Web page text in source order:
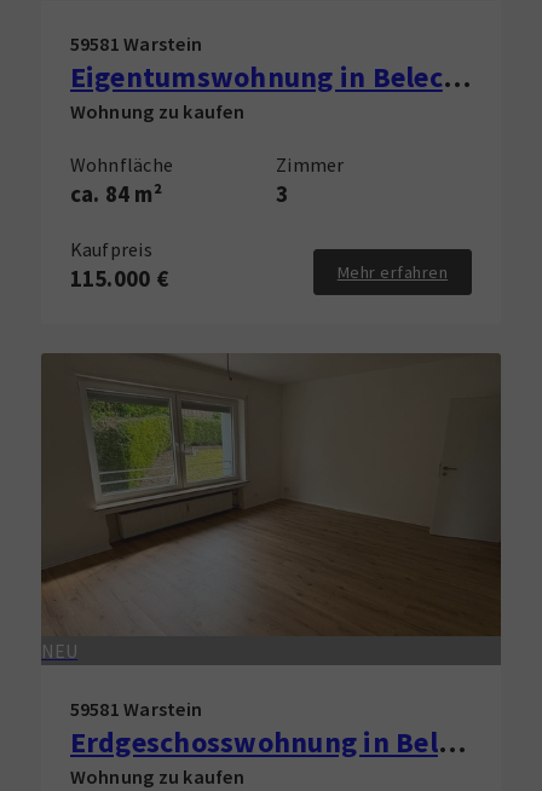
59581 Warstein
Eigentumswohnung in Belecke zu verkaufen!
Wohnung zu kaufen
Wohnfläche
ca. 84 m²
Zimmer
3
Kaufpreis
115.000 € Mehr erfahren
NEU
59581 Warstein
Erdgeschosswohnung in Belecke zu verkaufen!
Wohnung zu kaufen